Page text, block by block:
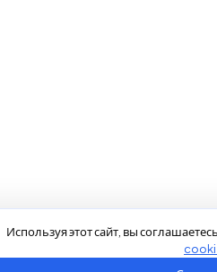
Используя этот сайт, вы